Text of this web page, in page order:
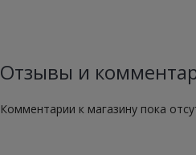
Отзывы и
Комментарии к магазину пока